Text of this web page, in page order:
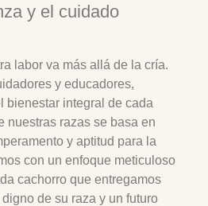
y el cuidado
labor va más allá de la cría.
y educadores,
bienestar integral de cada
nuestras razas se basa en
y aptitud para la
con un enfoque meticuloso
cachorro que entregamos
de su raza y un futuro